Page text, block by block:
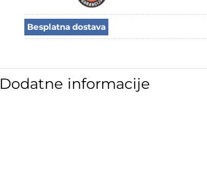
Besplatna dostava
Dodatne informacije